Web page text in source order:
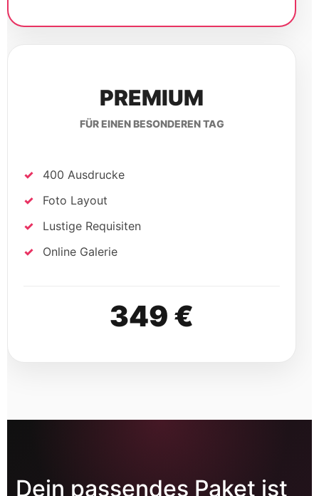
PREMIUM
FÜR EINEN BESONDEREN TAG
400 Ausdrucke
Foto Layout
Lustige Requisiten
Online Galerie
349 €
Dein passendes Paket ist